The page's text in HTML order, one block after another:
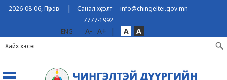
2026-08-06, Пүрэв |Санал хүсэлт
info@chingeltei.gov.mn
7777-1992
ENG
A- A+ | A A